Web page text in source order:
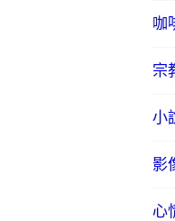
咖
宗
小
影
心